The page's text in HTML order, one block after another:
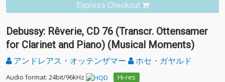
Express Checkout
Debussy: Rêverie, CD 76 (Transcr. Ottensamer
for Clarinet and Piano) (Musical Moments)
アンドレアス・オッテンザマー ホセ・ガヤルド
Audio format: 24bit/96kHz
Hi-res